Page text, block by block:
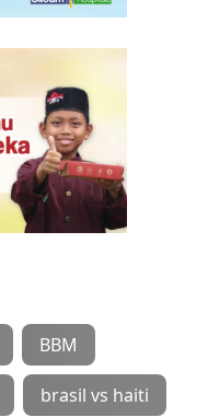
BBM
brasil vs haiti